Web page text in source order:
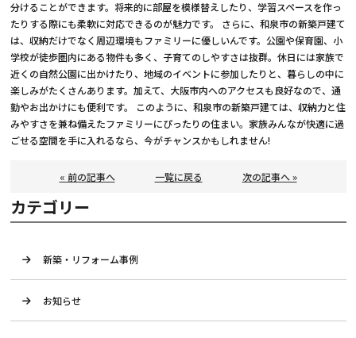
分けることができます。将来的に部屋を模様替えしたり、学習スペースを作っ
たりする際にも柔軟に対応できるのが魅力です。 さらに、和泉市の新築戸建て
は、収納だけでなく周辺環境もファミリーに優しいんです。公園や保育園、小
学校が徒歩圏内にある物件も多く、子育てのしやすさは抜群。休日には家族で
近くの自然公園に出かけたり、地域のイベントに参加したりと、暮らしの中に
楽しみがたくさんあります。加えて、大阪市内へのアクセスも良好なので、通
勤やお出かけにも便利です。 このように、和泉市の新築戸建ては、収納力と住
みやすさを兼ね備えたファミリーにぴったりの住まい。家族みんなが快適に過
ごせる空間を手に入れるなら、今がチャンスかもしれません!
« 前の記事へ 一覧に戻る 次の記事へ »
カテゴリー
新築・リフォーム事例
お知らせ